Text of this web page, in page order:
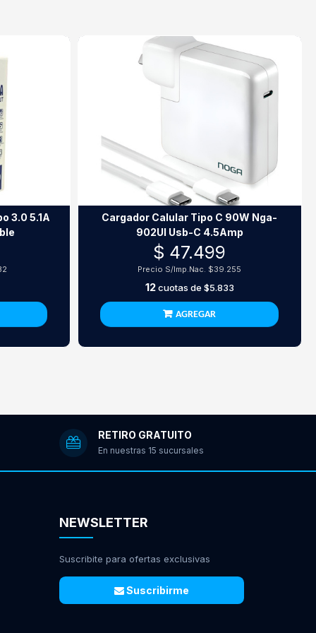
3.0 5.1A
Cargador Calular Tipo C 90W Nga-
902Ul Usb-C 4.5Amp
$ 47.499
Precio S/Imp.Nac. $39.255
12cuotas de $5.833
AGREGAR
RETIRO GRATUITO
En nuestras 15 sucursales
NEWSLETTER
Suscribite para ofertas exclusivas
Suscribirme